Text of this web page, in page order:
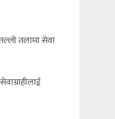
तलामा सेवा